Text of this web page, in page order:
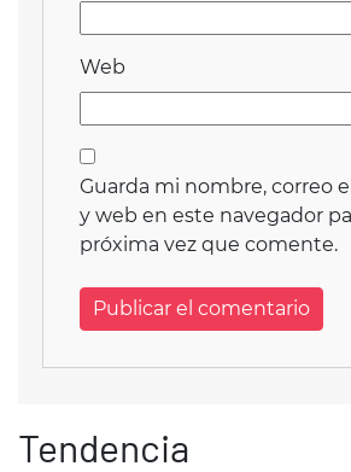
Web
Guarda mi nombre, correo
y web en este navegador
próxima vez que comente.
Tendencia